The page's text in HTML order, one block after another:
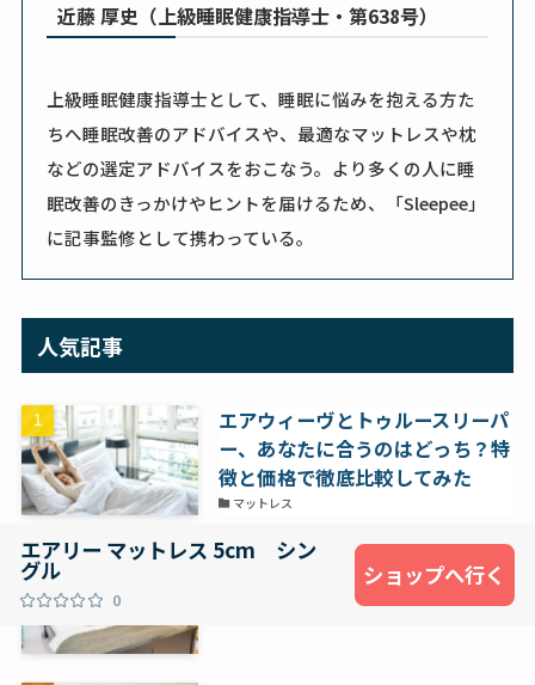
エアリー マットレス 5cm シン
グル
0
ショップへ行く
近藤 厚史（上級睡眠健康指導士・第638号）
上級睡眠健康指導士として、睡眠に悩みを抱える方た
ちへ睡眠改善のアドバイスや、最適なマットレスや枕
などの選定アドバイスをおこなう。より多くの人に睡
眠改善のきっかけやヒントを届けるため、「Sleepee」
に記事監修として携わっている。
人気記事
エアウィーヴとトゥルースリーパ
ー、あなたに合うのはどっち？特
徴と価格で徹底比較してみた
マットレス
マットレスはどこで買うべき？店
舗と通販のメリット・デメリット